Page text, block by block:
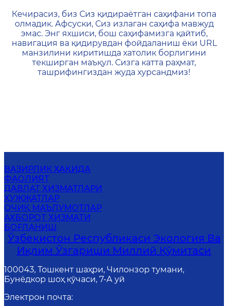
404 — Страница не
Кечирасиз, биз Сиз қидираётган саҳифани топа
олмадик. Афсуски, Сиз излаган саҳифа мавжуд
эмас. Энг яхшиси, бош саҳифамизга қайтиб,
навигация ва қидирувдан фойдаланиш ёки URL
манзилини киритишда хатолик борлигини
текширган маъқул. Сизга катта раҳмат,
ташрифингиздан жуда хурсандмиз!
ВАЗИРЛИК ҲАҚИДА
ФАОЛИЯТ
ДАВЛАТ ХИЗМАТЛАРИ
ҲУЖЖАТЛАР
ОЧИҚ МАЪЛУМОТЛАР
АХБОРОТ ХИЗМАТИ
БОҒЛАНИШ
Ўзбекистон Республикаси Экология Ва
Иқлим Ўзгариши Миллий Қўмитаси
100043, Тошкент шаҳри, Чилонзор тумани,
Бунёдкор шоҳ кўчаси, 7-А уй
Электрон почта: